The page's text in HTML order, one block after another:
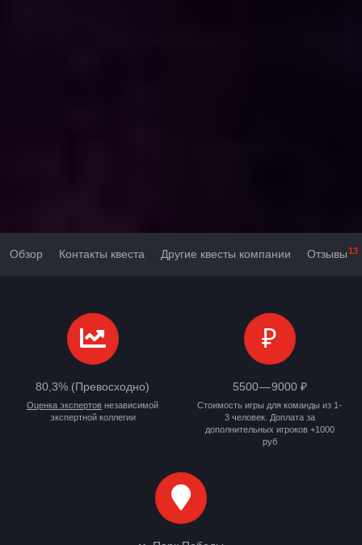
Обзор Контакты квеста Другие квесты компании Отзывы13
80,3% (Превосходно)
Оценка экспертов независимой
экспертной коллегии
₽
5500 — 9000 ₽
Стоимость игры для команды из 1-
3 человек. Доплата за
дополнительных игроков +1000
руб